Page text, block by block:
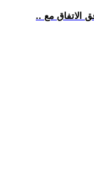
الاتفاق مع